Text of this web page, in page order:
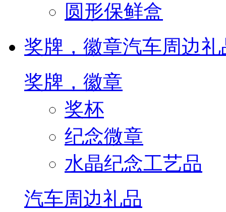
圆形保鲜盒
奖牌，徽章汽车周边礼
奖牌，徽章
奖杯
纪念微章
水晶纪念工艺品
汽车周边礼品